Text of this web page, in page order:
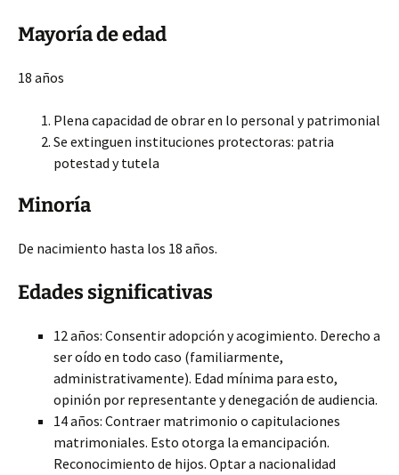
Mayoría de edad
18 años
Plena capacidad de obrar en lo personal y patrimonial
Se extinguen instituciones protectoras: patria
potestad y tutela
Minoría
De nacimiento hasta los 18 años.
Edades significativas
12 años: Consentir adopción y acogimiento. Derecho a
ser oído en todo caso (familiarmente,
administrativamente). Edad mínima para esto,
opinión por representante y denegación de audiencia.
14 años: Contraer matrimonio o capitulaciones
matrimoniales. Esto otorga la emancipación.
Reconocimiento de hijos. Optar a nacionalidad